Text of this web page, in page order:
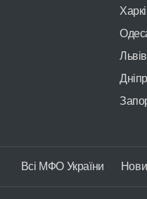
Львів
Всі МФО України